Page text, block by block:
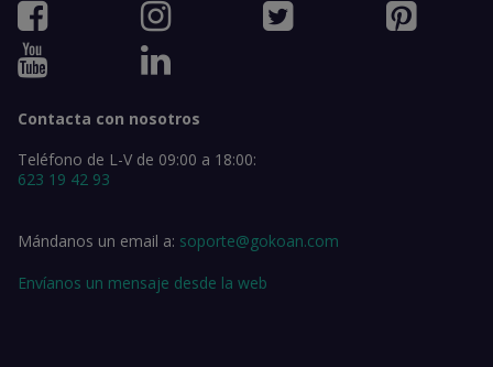
Contacta con nosotros
Teléfono de L-V de 09:00 a 18:00:
623 19 42 93
Mándanos un email a: soporte@gokoan.com
Envíanos un mensaje desde la web